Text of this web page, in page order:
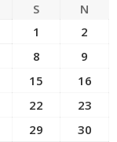
S
N
1
2
8
9
15
16
22
23
29
30